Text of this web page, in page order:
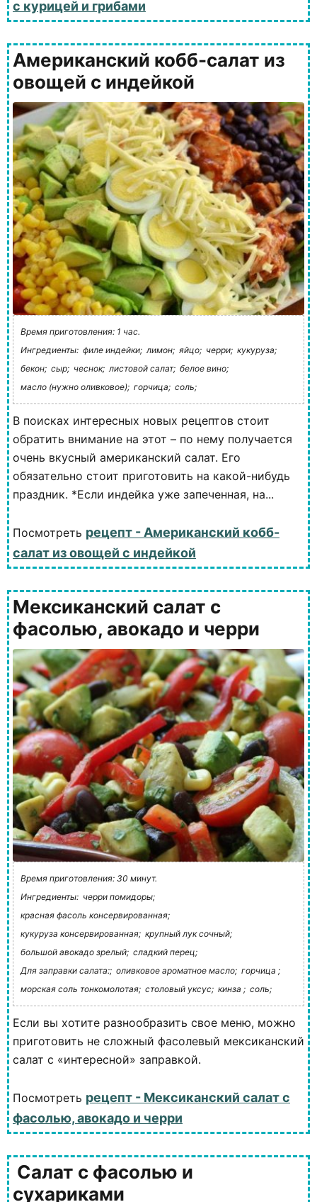
с курицей и грибами
Американский кобб-салат из
овощей с индейкой
Время приготовления: 1 час.
Ингредиенты: филе индейки; лимон; яйцо; черри; кукуруза;
бекон; сыр; чеснок; листовой салат; белое вино;
масло (нужно оливковое); горчица; соль;
В поисках интересных новых рецептов стоит
обратить внимание на этот – по нему получается
очень вкусный американский салат. Его
обязательно стоит приготовить на какой-нибудь
праздник. *Если индейка уже запеченная, на...
Посмотреть рецепт - Американский кобб-
салат из овощей с индейкой
Мексиканский салат с
фасолью, авокадо и черри
Время приготовления: 30 минут.
Ингредиенты: черри помидоры;
красная фасоль консервированная;
кукуруза консервированная; крупный лук сочный;
большой авокадо зрелый; сладкий перец;
Для заправки салата:; оливковое ароматное масло; горчица ;
морская соль тонкомолотая; столовый уксус; кинза ; соль;
Если вы хотите разнообразить свое меню, можно
приготовить не сложный фасолевый мексиканский
салат с «интересной» заправкой.
Посмотреть рецепт - Мексиканский салат с
фасолью, авокадо и черри
Салат с фасолью и
сухариками